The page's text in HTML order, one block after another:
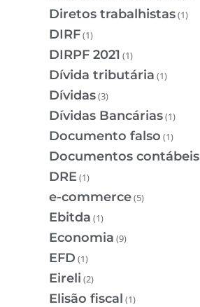
Diretos trabalhistas(1)
DIRF(1)
DIRPF 2021 (1)
Dívida tributária (1)
Dívidas(3)
Dívidas Bancárias(1)
Documento falso (1)
Documentos contábeis
DRE(1)
e-commerce(5)
Ebitda (1)
Economia (9)
EFD (1)
Eireli (2)
Elisão fiscal (1)